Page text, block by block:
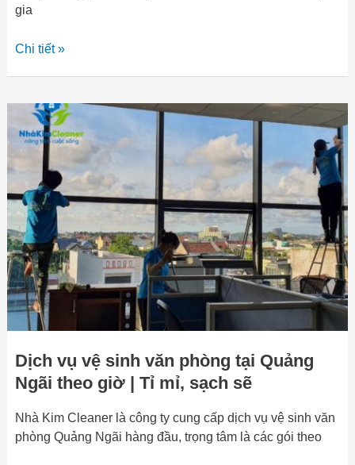
gia
Chi tiết »
Dịch vụ vệ sinh văn phòng tại Quảng
Ngãi theo giờ | Tỉ mỉ, sạch sẽ
Nhà Kim Cleaner là công ty cung cấp dịch vụ vệ sinh văn
phòng Quảng Ngãi hàng đầu, trọng tâm là các gói theo
Dịch
vụ
vệ
sinh
văn
phòng
tại
Quảng
Ngãi
theo
giờ
mỉ,
sạch